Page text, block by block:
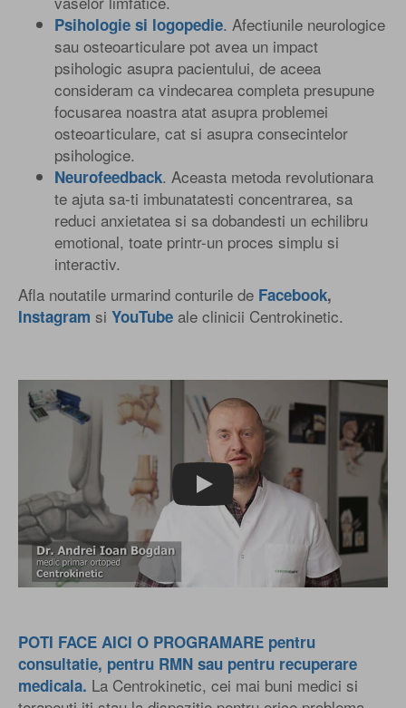
Psihologie si logopedie. Afectiunile neurologice
sau osteoarticulare pot avea un impact
psihologic asupra pacientului, de aceea
consideram ca vindecarea completa presupune
focusarea noastra atat asupra problemei
osteoarticulare, cat si asupra consecintelor
psihologice.
Neurofeedback. Aceasta metoda revolutionara
te ajuta sa-ti imbunatatesti concentrarea, sa
reduci anxietatea si sa dobandesti un echilibru
emotional, toate printr-un proces simplu si
interactiv.
Afla noutatile urmarind conturile de Facebook,
Instagram si YouTube ale clinicii Centrokinetic.
Play
POTI FACE AICI O PROGRAMARE pentru
consultatie, pentru RMN sau pentru recuperare
medicala. La Centrokinetic, cei mai buni medici si